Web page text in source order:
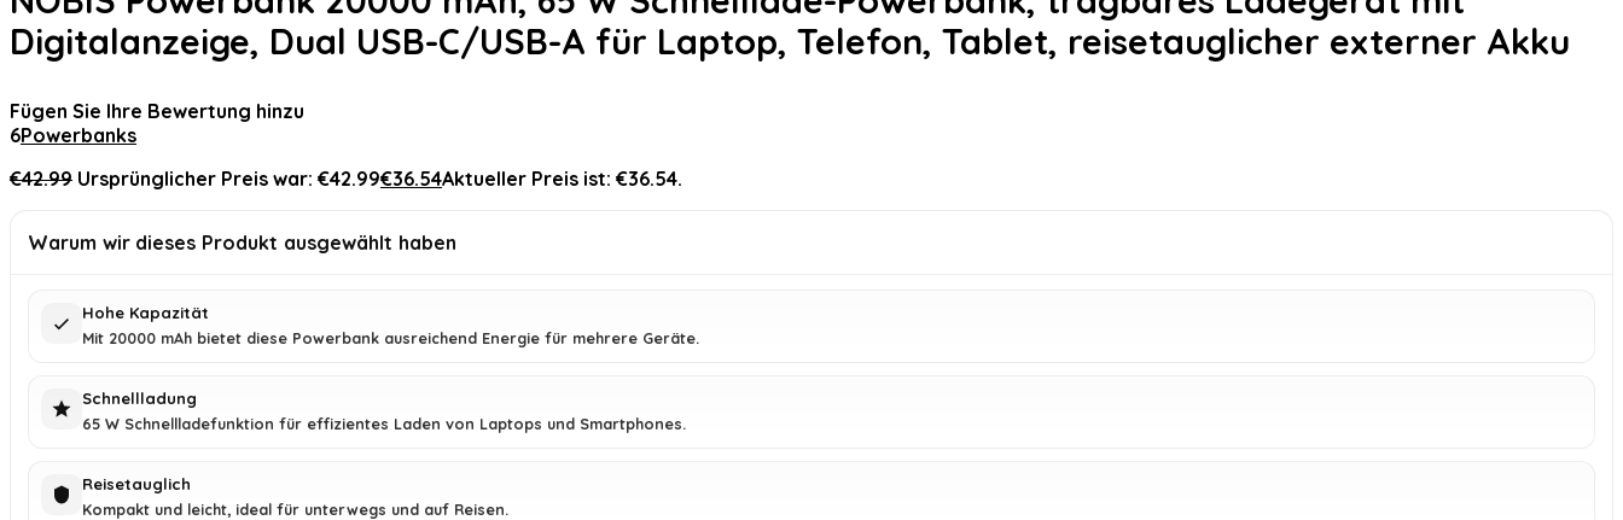
Digitalanzeige, Dual USB-C/USB-A für Laptop, Telefon, Tablet, reisetauglicher externer Akku
Fügen Sie Ihre Bewertung hinzu
6Powerbanks
€42.99 Ursprünglicher Preis war: €42.99€36.54Aktueller Preis ist: €36.54.
Warum wir dieses Produkt ausgewählt haben
Hohe Kapazität
Mit 20000 mAh bietet diese Powerbank ausreichend Energie für mehrere Geräte.
Schnellladung
65 W Schnellladefunktion für effizientes Laden von Laptops und Smartphones.
Reisetauglich
Kompakt und leicht, ideal für unterwegs und auf Reisen.